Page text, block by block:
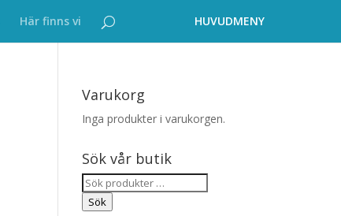
Här finns vi
Varukorg
Inga produkter i varukorgen.
Sök vår butik
Sök
efter:
Sök